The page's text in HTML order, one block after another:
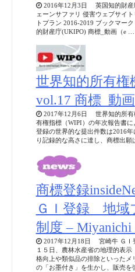
2016年12月3日 英国知的財産
ェーンサファリ 侵害ウェブサイ
トプラン 2016-2019 ブックマー
的財産庁(UKIPO) 商標_動画（e …
世界知的所有権
vol.17 商標_動
2017年12月6日 世界知的所有
有権指標（WIPI）の年次報告書
登録の世界的な提出件数は2016
り記録的な高さに達し、商標出願
商標登録
ＧＩ登録 地域
制度 – Miyanichi
2017年12月18日 宮崎牛 ＧＩ
１５日、農林水産省の地理的表
格向上や類似品の排除といったメ
の「お墨付き」を生かし、販売